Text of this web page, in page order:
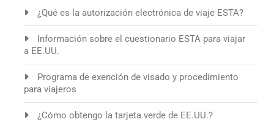
¿Qué es la autorización electrónica de viaje ESTA?
Información sobre el cuestionario ESTA para viajar
a EE.UU.
Programa de exención de visado y procedimiento
para viajeros
¿Cómo obtengo la tarjeta verde de EE.UU.?